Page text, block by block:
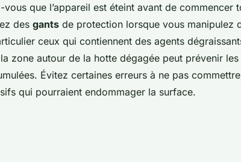
vous que l’appareil est éteint avant de commencer
des gants de protection lorsque vous manipulez
ceux qui contiennent des agents
zone autour de la hotte dégagée peut prévenir
Évitez certaines erreurs à ne pas
qui pourraient endommager la surface.